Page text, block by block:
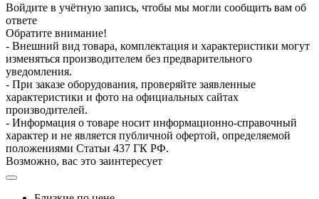
Войдите в учётную запись, чтобы мы могли сообщить вам об
ответе
Обратите внимание!
- Внешний вид товара, комплектация и характеристики могут
изменяться производителем без предварительного
уведомления.
- При заказе оборудования, проверяйте заявленные
характеристики и фото на официальных сайтах
производителей.
- Информация о товаре носит информационно-справочный
характер и не является публичной офертой, определяемой
положениями Статьи 437 ГК РФ.
Возможно, вас это заинтересует